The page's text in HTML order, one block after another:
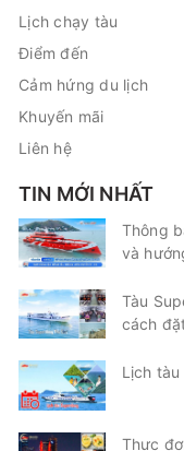
Lịch chạy tàu
Điểm đến
Cảm hứng du lịch
Khuyến mãi
Liên hệ
TIN MỚI NHẤT
Thông
và
Tàu
cách
Lịch
Thực